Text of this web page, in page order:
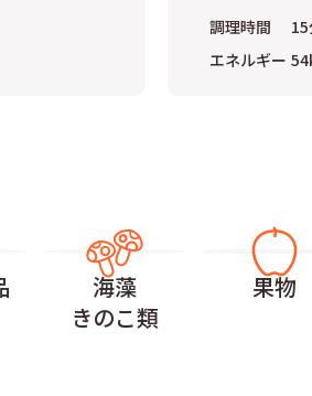
調理時間 15
エネルギー 54
海藻
きのこ類
果物